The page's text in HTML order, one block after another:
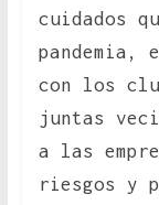
cuidados
pandemia,
con los
juntas
a las
riesgos y